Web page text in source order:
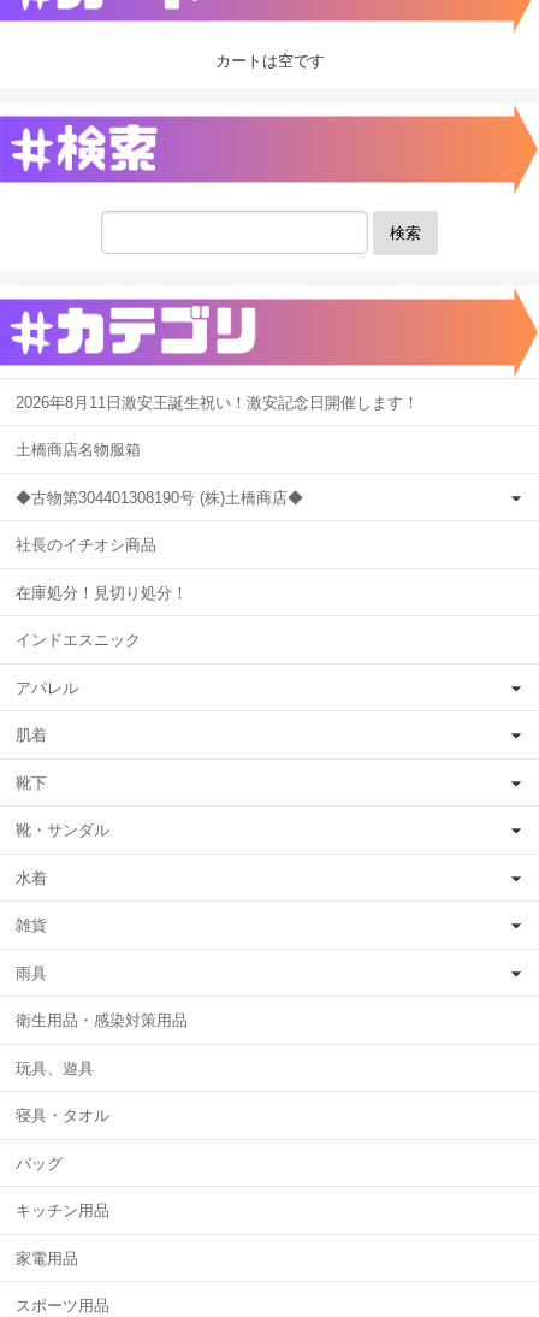
カートは空です
検索
2026年8月11日激安王誕生祝い！激安記念日開催します！
土橋商店名物服箱
◆古物第304401308190号 (株)土橋商店◆
社長のイチオシ商品
在庫処分！見切り処分！
インドエスニック
アパレル
肌着
靴下
靴・サンダル
水着
雑貨
雨具
衛生用品・感染対策用品
玩具、遊具
寝具・タオル
バッグ
キッチン用品
家電用品
スポーツ用品